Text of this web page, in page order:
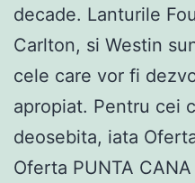
decade. Lanturile
Carlton, si Westin
cele care vor fi
apropiat. Pentru cei
deosebita, iata
Oferta PUNTA CANA